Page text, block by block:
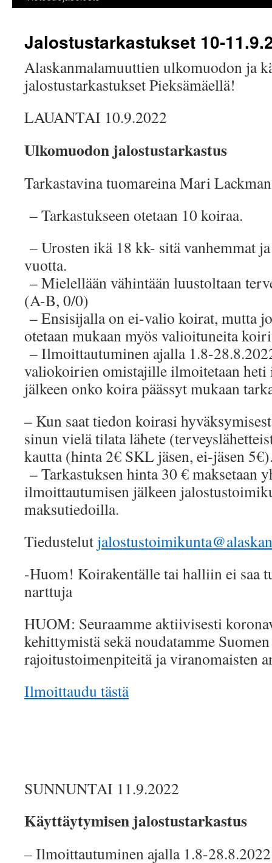
Jalostustarkastukset 10-
Alaskanmalamuuttien ulkomuodon ja
jalostustarkastukset Pieksämäellä!
LAUANTAI 10.9.2022
Ulkomuodon jalostustarkastus
Tarkastavina tuomareina Mari
– Tarkastukseen otetaan 10 koiraa.
– Urosten ikä 18 kk- sitä vanhemmat
vuotta.
– Mielellään vähintään luustoltaan
(A-B, 0/0)
– Ensisijalla on ei-valio koirat, mutta
otetaan mukaan myös valioituneita
– Ilmoittautuminen ajalla 1.8-
valiokoirien omistajille ilmoitetaan
jälkeen onko koira päässyt mukaan
– Kun saat tiedon koirasi
sinun vielä tilata lähete
kautta (hinta 2€ SKL jäsen, ei-jäsen
– Tarkastuksen hinta 30 € maksetaan
ilmoittautumisen jälkeen
maksutiedoilla.
Tiedustelut
-Huom! Koirakentälle tai halliin ei saa
narttuja
HUOM: Seuraamme aktiivisesti
kehittymistä sekä noudatamme
rajoitustoimenpiteitä ja viranomaisten
Ilmoittaudu tästä
SUNNUNTAI 11.9.2022
Käyttäytymisen jalostustarkastus
– Ilmoittautuminen ajalla 1.8-